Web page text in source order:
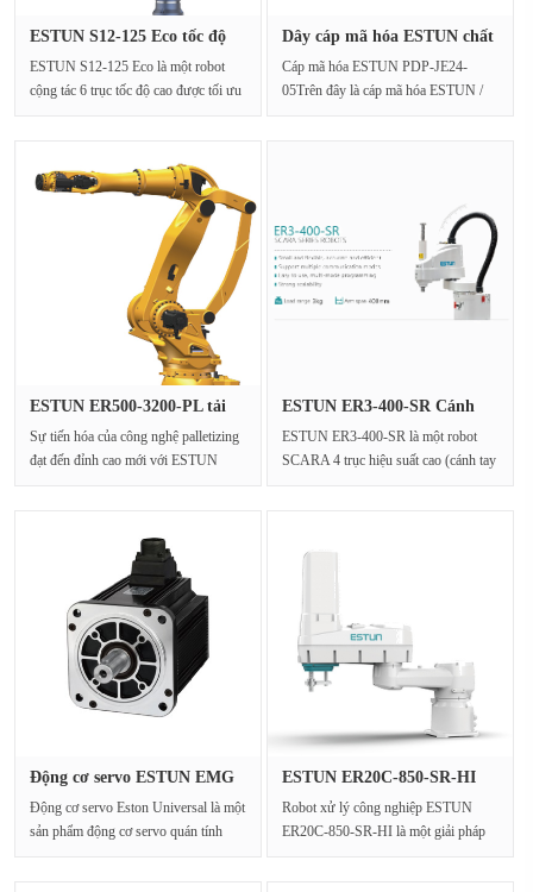
ESTUN S12-125 Eco tốc độ
ESTUN S12-125 Eco là một robot
cộng tác 6 trục tốc độ cao được tối ưu
Dây cáp mã hóa ESTUN chất
Cáp mã hóa ESTUN PDP-JE24-
05Trên đây là cáp mã hóa ESTUN /
ESTUN ER500-3200-PL tải
Sự tiến hóa của công nghệ palletizing
đạt đến đỉnh cao mới với ESTUN
ESTUN ER3-400-SR Cánh
ESTUN ER3-400-SR là một robot
SCARA 4 trục hiệu suất cao (cánh tay
Động cơ servo ESTUN EMG
Động cơ servo Eston Universal là một
sản phẩm động cơ servo quán tính
ESTUN ER20C-850-SR-HI
Robot xử lý công nghiệp ESTUN
ER20C-850-SR-HI là một giải pháp